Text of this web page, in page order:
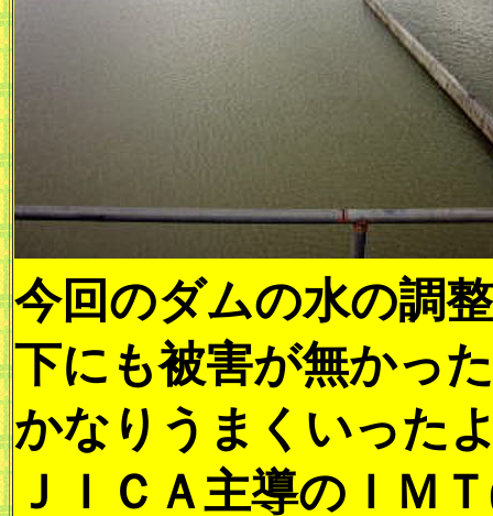
今回のダムの水の調
下にも被害が無かっ
かなりうまくいった
ＪＩＣＡ主導のＩＭ